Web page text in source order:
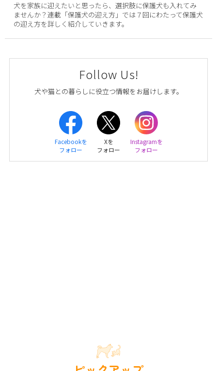
犬を家族に迎えたいと思ったら、選択肢に保護犬も入れてみ
ませんか？連載「保護犬の迎え方」では７回にわたって保護犬
の迎え方を詳しく紹介していきます。
Follow Us!
犬や猫との暮らしに役立つ情報をお届けします。
Facebookを
フォロー
Xを
フォロー
Instagramを
フォロー